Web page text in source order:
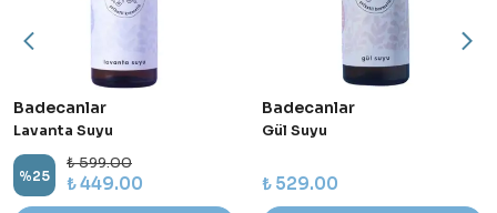
Badecanlar
Lavanta Suyu
%25
₺ 599.00
₺ 449.00
Badecanlar
Gül Suyu
₺ 529.00